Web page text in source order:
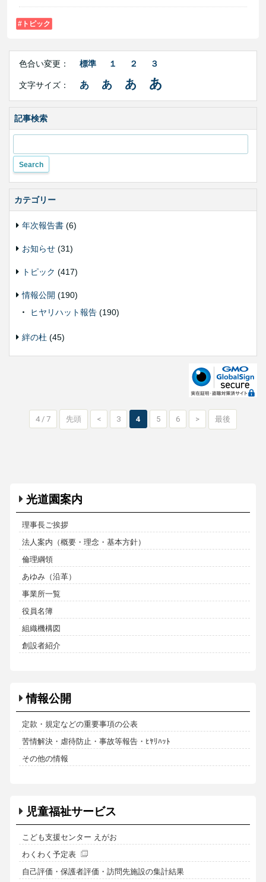
トピック
Right
Contents
合
変
色合い変更： 標準 １ ２ ３
文字サイズ： あ あ あ あ
記事検索
カテゴリー
年次報告書 (6)
お知らせ (31)
トピック (417)
情報公開 (190)
ヒヤリハット報告 (190)
絆の杜 (45)
4 / 7 先頭 < 3 4 5 6 > 最後
光道園案内
理事長ご挨拶
法人案内（概要・理念・基本方針）
倫理綱領
あゆみ（沿革）
事業所一覧
役員名簿
組織機構図
創設者紹介
情報公開
定款・規定などの重要事項の公表
苦情解決・虐待防止・事故等報告・ﾋﾔﾘﾊｯﾄ
その他の情報
児童福祉サービス
こども支援センター えがお
わくわく予定表
自己評価・保護者評価・訪問先施設の集計結果